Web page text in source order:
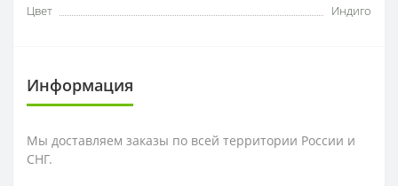
Цвет
Индиго
Информация
Мы доставляем заказы по всей территории России и
СНГ.